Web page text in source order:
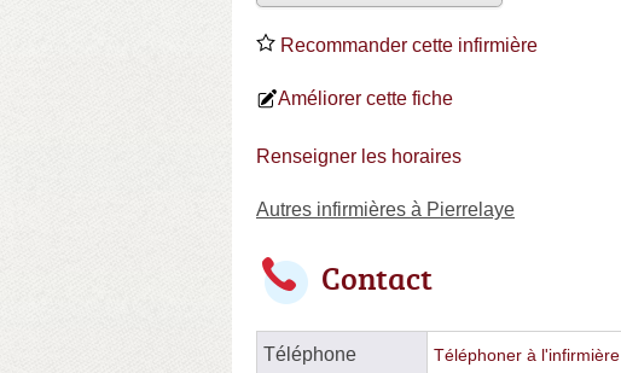
Recommander cette infirmière
Améliorer cette fiche
Renseigner les horaires
Autres infirmières à Pierrelaye
Contact
Téléphone Téléphoner à l'infirmière